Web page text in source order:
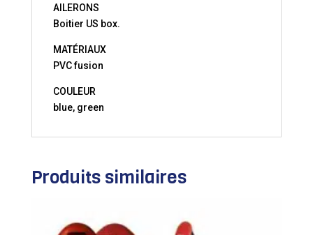
AILERONS
Boitier US box.
MATÉRIAUX
PVC fusion
COULEUR
blue, green
Produits similaires